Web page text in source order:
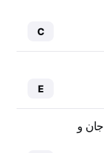
C
E
و